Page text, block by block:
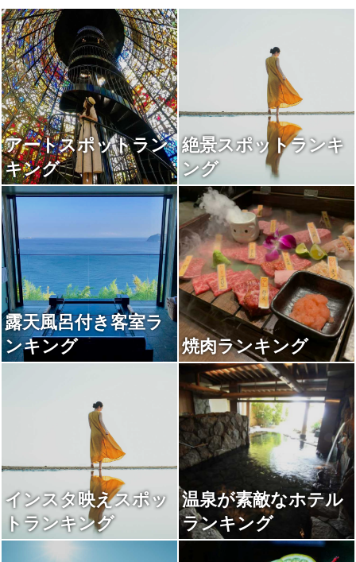
アートスポットラン
キング
絶景スポットランキ
ング
露天風呂付き客室ラ
ンキング
焼肉ランキング
インスタ映えスポッ
トランキング
温泉が素敵なホテル
ランキング